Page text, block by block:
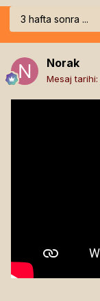
3 hafta sonra ...
Norak
Mesaj tarihi: